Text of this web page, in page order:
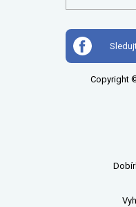
Copyright